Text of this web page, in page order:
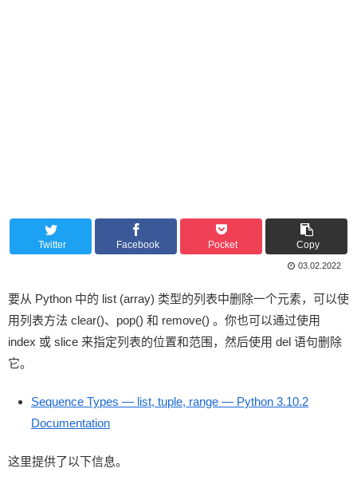
Twitter Facebook Pocket Copy
03.02.2022
要从 Python 中的 list (array) 类型的列表中删除一个元素，可以使
用列表方法 clear()、pop() 和 remove() 。你也可以通过使用
index 或 slice 来指定列表的位置和范围，然后使用 del 语句删除
它。
Sequence Types — list, tuple, range — Python 3.10.2
Documentation
这里提供了以下信息。